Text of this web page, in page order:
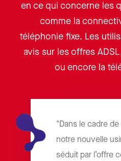
en ce qui concerne les
comme la
téléphonie fixe. Les
avis sur les offres
ou encore la
"Dans le cadre
notre nouvelle
séduit par l’offre